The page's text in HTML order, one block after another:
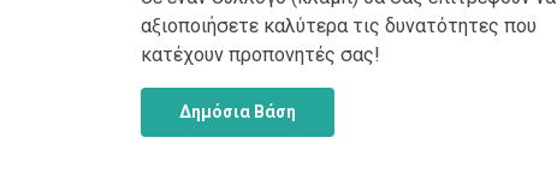
αξιοποιήσετε καλύτερα τις δυνατότητες που
κατέχουν προπονητές σας!
Δημόσια Βάση